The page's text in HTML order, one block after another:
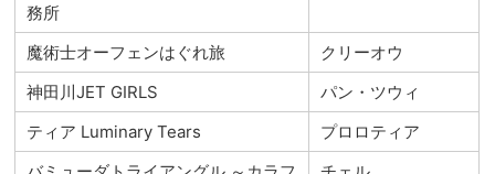
務所
魔術士オーフェンはぐれ旅
クリーオウ
神田川JET GIRLS
パン・ツウィ
ティア Luminary Tears
プロロティア